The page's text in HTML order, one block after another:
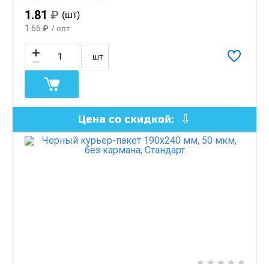
1.81 ₽ (шт)
1.66 ₽ / опт
шт
Цена со скидкой: